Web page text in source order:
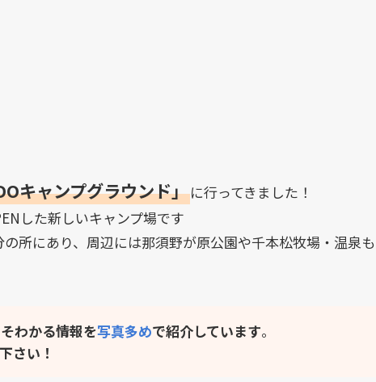
キャンプグラウンド」に行ってきました！
した新しいキャンプ場です
所にあり、周辺には那須野が原公園や千本松牧場・温泉も
わかる情報を写真多めで紹介しています。
さい！